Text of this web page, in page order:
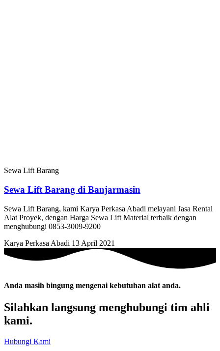
Sewa Lift Barang
Sewa Lift Barang di Banjarmasin
Sewa Lift Barang, kami Karya Perkasa Abadi melayani Jasa Rental
Alat Proyek, dengan Harga Sewa Lift Material terbaik dengan
menghubungi 0853-3009-9200
Karya Perkasa Abadi 13 April 2021
Anda masih bingung mengenai kebutuhan alat anda.
Silahkan langsung menghubungi tim ahli
kami.
Hubungi Kami